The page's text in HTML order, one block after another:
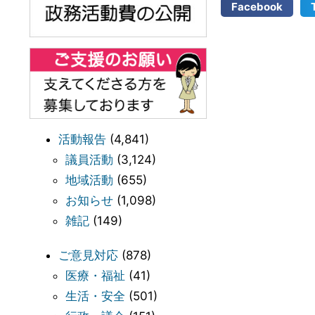
活動報告 (4,841)
議員活動 (3,124)
地域活動 (655)
お知らせ (1,098)
雑記 (149)
ご意見対応 (878)
医療・福祉 (41)
生活・安全 (501)
Facebook